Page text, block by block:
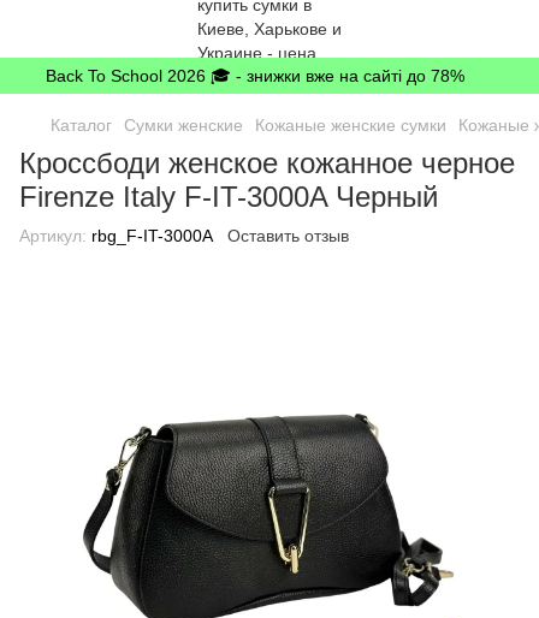
Back To School 2026 🎓 - знижки вже на сайті до 78%
Каталог Сумки женские Кожаные женские сумки Кожаные
Кроссбоди женское кожанное черное
Firenze Italy F-IT-3000A Черный
Артикул: rbg_F-IT-3000A Оставить отзыв